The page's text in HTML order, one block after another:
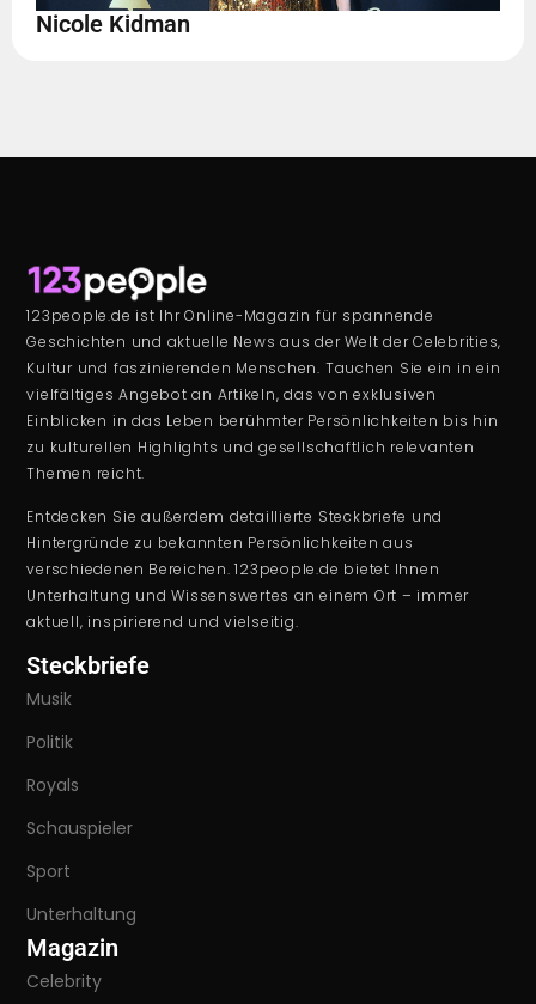
Nicole Kidman
123people.de ist Ihr Online-Magazin für spannende
Geschichten und aktuelle News aus der Welt der Celebrities,
Kultur und faszinierenden Menschen. Tauchen Sie ein in ein
vielfältiges Angebot an Artikeln, das von exklusiven
Einblicken in das Leben berühmter Persönlichkeiten bis hin
zu kulturellen Highlights und gesellschaftlich relevanten
Themen reicht.
Entdecken Sie außerdem detaillierte Steckbriefe und
Hintergründe zu bekannten Persönlichkeiten aus
verschiedenen Bereichen. 123people.de bietet Ihnen
Unterhaltung und Wissenswertes an einem Ort – immer
aktuell, inspirierend und vielseitig.
Steckbriefe
Musik
Politik
Royals
Schauspieler
Sport
Unterhaltung
Magazin
Celebrity